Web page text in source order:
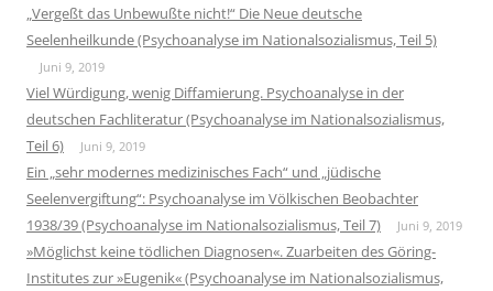
„Vergeßt das Unbewußte nicht!“ Die Neue deutsche
Seelenheilkunde (Psychoanalyse im Nationalsozialismus, Teil 5)
Juni 9, 2019
Viel Würdigung, wenig Diffamierung. Psychoanalyse in der
deutschen Fachliteratur (Psychoanalyse im Nationalsozialismus,
Teil 6)
Juni 9, 2019
Ein „sehr modernes medizinisches Fach“ und „jüdische
Seelenvergiftung“: Psychoanalyse im Völkischen Beobachter
1938/39 (Psychoanalyse im Nationalsozialismus, Teil 7)
Juni 9, 2019
»Möglichst keine tödlichen Diagnosen«. Zuarbeiten des Göring-
Institutes zur »Eugenik« (Psychoanalyse im Nationalsozialismus,